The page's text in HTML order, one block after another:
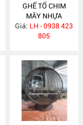
GHẾ TỔ CHIM
MÂY NHỰA
NH247
Giá: LH - 0938 423
805